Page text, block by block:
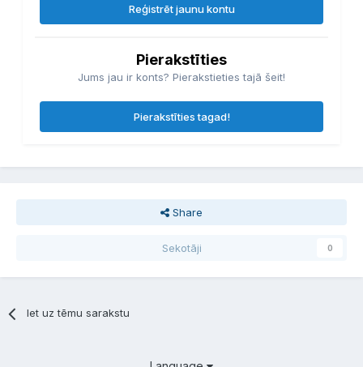
Reģistrēt jaunu kontu
Pierakstīties
Jums jau ir konts? Pierakstieties tajā šeit!
Pierakstīties tagad!
Share
Sekotāji 0
Iet uz tēmu sarakstu